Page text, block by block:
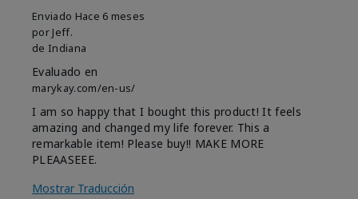
Enviado Hace 6 meses
por Jeff.
de Indiana
Evaluado en
marykay.com/en-us/
I am so happy that I bought this product! It feels
amazing and changed my life forever. This a
remarkable item! Please buy!! MAKE MORE
PLEAASEEE.
Mostrar Traducción